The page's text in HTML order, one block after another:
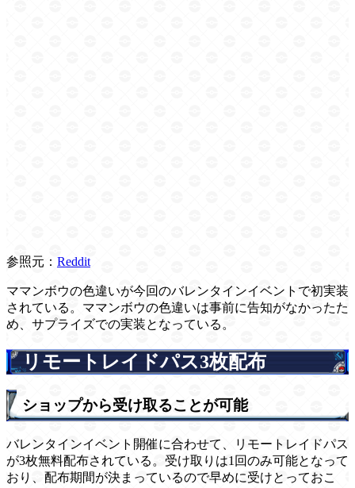
参照元： Reddit
ママンボウの色違いが今回のバレンタインイベントで初実装
されている。ママンボウの色違いは事前に告知がなかったた
め、サプライズでの実装となっている。
リモートレイドパス3枚配布
ショップから受け取ることが可能
バレンタインイベント開催に合わせて、リモートレイドパス
が3枚無料配布されている。受け取りは1回のみ可能となって
おり、配布期間が決まっているので早めに受けとっておこ